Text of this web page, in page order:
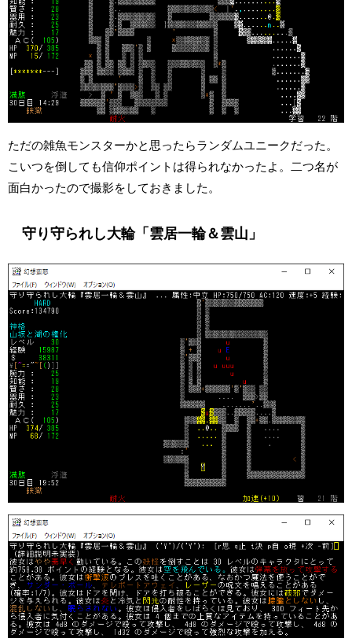
ただの雑魚モンスターかと思ったらランダムユニークだった。
こいつを倒しても信仰ポイントは得られなかったよ。二つ名が
面白かったので撮影をしておきました。
守り守られし大輪「雲居一輪＆雲山」